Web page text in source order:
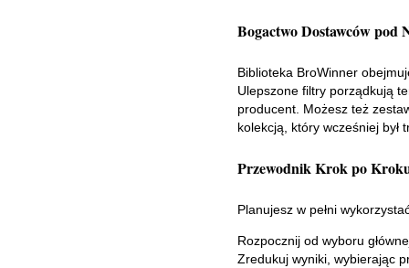
Bogactwo Dostawców pod
Biblioteka BroWinner
Ulepszone filtry porządkują
producent. Możesz też
kolekcją, który wcześniej był
Przewodnik Krok po
Planujesz w pełni
Rozpocznij od wyboru
Zredukuj wyniki, wybierając